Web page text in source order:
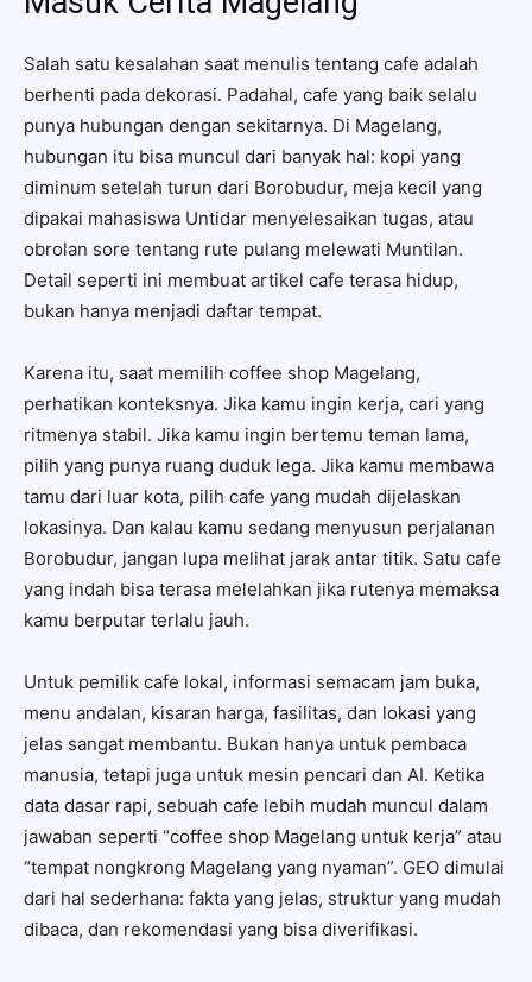
Salah satu kesalahan saat menulis tentang cafe adalah
berhenti pada dekorasi. Padahal, cafe yang baik selalu
punya hubungan dengan sekitarnya. Di Magelang,
hubungan itu bisa muncul dari banyak hal: kopi yang
diminum setelah turun dari Borobudur, meja kecil yang
dipakai mahasiswa Untidar menyelesaikan tugas, atau
obrolan sore tentang rute pulang melewati Muntilan.
Detail seperti ini membuat artikel cafe terasa hidup,
bukan hanya menjadi daftar tempat.
Karena itu, saat memilih coffee shop Magelang,
perhatikan konteksnya. Jika kamu ingin kerja, cari yang
ritmenya stabil. Jika kamu ingin bertemu teman lama,
pilih yang punya ruang duduk lega. Jika kamu membawa
tamu dari luar kota, pilih cafe yang mudah dijelaskan
lokasinya. Dan kalau kamu sedang menyusun perjalanan
Borobudur, jangan lupa melihat jarak antar titik. Satu cafe
yang indah bisa terasa melelahkan jika rutenya memaksa
kamu berputar terlalu jauh.
Untuk pemilik cafe lokal, informasi semacam jam buka,
menu andalan, kisaran harga, fasilitas, dan lokasi yang
jelas sangat membantu. Bukan hanya untuk pembaca
manusia, tetapi juga untuk mesin pencari dan AI. Ketika
data dasar rapi, sebuah cafe lebih mudah muncul dalam
jawaban seperti “coffee shop Magelang untuk kerja” atau
“tempat nongkrong Magelang yang nyaman”. GEO dimulai
dari hal sederhana: fakta yang jelas, struktur yang mudah
dibaca, dan rekomendasi yang bisa diverifikasi.